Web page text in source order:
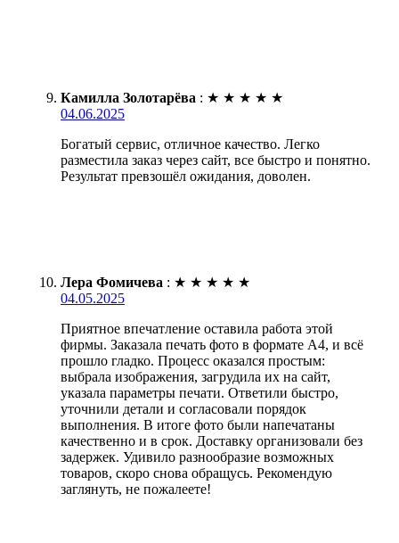
Камилла Золотарёва : ★ ★ ★ ★ ★
04.06.2025
Богатый сервис, отличное качество. Легко
разместила заказ через сайт, все быстро и понятно.
Результат превзошёл ожидания, доволен.
Лера Фомичева : ★ ★ ★ ★ ★
04.05.2025
Приятное впечатление оставила работа этой
фирмы. Заказала печать фото в формате А4, и всё
прошло гладко. Процесс оказался простым:
выбрала изображения, загрудила их на сайт,
указала параметры печати. Ответили быстро,
уточнили детали и согласовали порядок
выполнения. В итоге фото были напечатаны
качественно и в срок. Доставку организовали без
задержек. Удивило разнообразие возможных
товаров, скоро снова обращусь. Рекомендую
заглянуть, не пожалеете!